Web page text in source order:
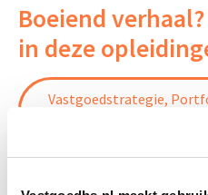
Boeiend
in deze
Vastgoedstrategie,